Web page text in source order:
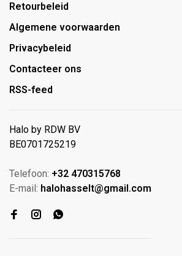
Retourbeleid
Algemene voorwaarden
Privacybeleid
Contacteer ons
RSS-feed
Halo by RDW BV
BE0701725219
Telefoon: +32 470315768
E-mail: halohasselt@gmail.com